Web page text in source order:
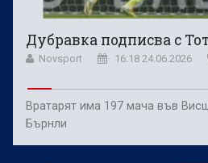
Дубравка подписва с
Novsport 16:18 24.06.2026
Вратарят има 197 мача във
Бърнли